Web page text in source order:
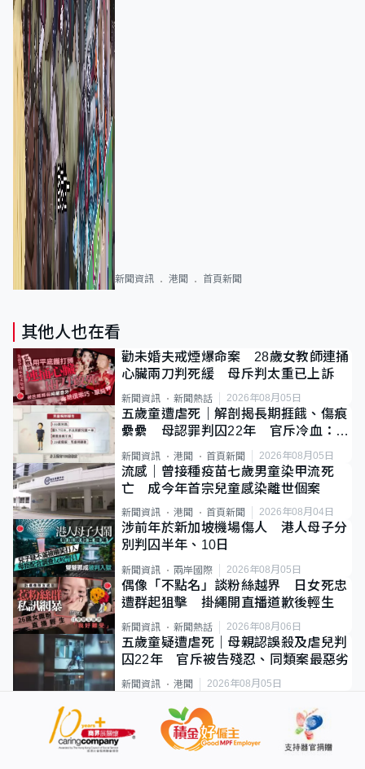
新聞資訊 港聞 首頁新聞
其他人也在看
勸未婚夫戒煙爆命案 28歲女教師連捅
心臟兩刀判死緩 母斥判太重已上訴
新聞資訊 新聞熱話 2026年08月05日
五歲童遭虐死｜解剖揭長期捱餓、傷痕
纍纍 母認罪判囚22年 官斥冷血：同
類案最惡劣
新聞資訊 港聞 首頁新聞 2026年08月05日
流感｜曾接種疫苗七歲男童染甲流死
亡 成今年首宗兒童感染離世個案
新聞資訊 港聞 首頁新聞 2026年08月04日
涉前年於新加坡機場傷人 港人母子分
別判囚半年、10日
新聞資訊 兩岸國際 2026年08月05日
偶像「不點名」談粉絲越界 日女死忠
遭群起狙擊 掛繩開直播道歉後輕生
新聞資訊 新聞熱話 2026年08月06日
五歲童疑遭虐死｜母親認誤殺及虐兒判
囚22年 官斥被告殘忍、同類案最惡劣
新聞資訊 港聞 2026年08月05日